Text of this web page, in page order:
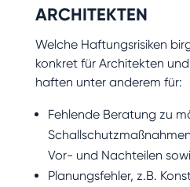
ARCHITEKTEN
Welche Haftungsrisiken
konkret für Architekten
haften unter anderem für:
Fehlende Beratung zu
Vor- und Nachteilen
Planungsfehler, z.B.